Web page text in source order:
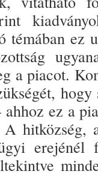
témában ez
a piacot.
ez a
A
erejénél